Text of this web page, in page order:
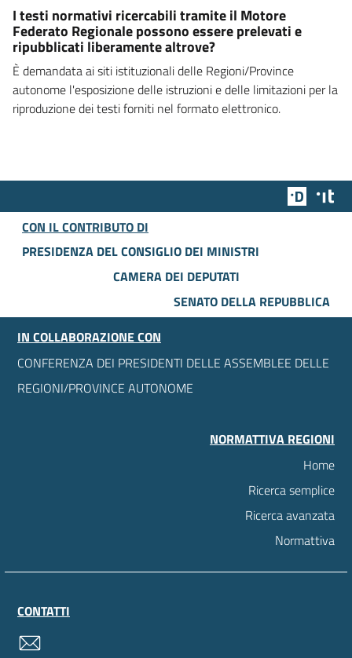
I testi normativi ricercabili tramite il Motore
Federato Regionale possono essere prelevati e
ripubblicati liberamente altrove?
È demandata ai siti istituzionali delle Regioni/Province
autonome l'esposizione delle istruzioni e delle limitazioni per la
riproduzione dei testi forniti nel formato elettronico.
Team
CON IL CONTRIBUTO DI
PRESIDENZA DEL CONSIGLIO DEI MINISTRI
CAMERA DEI DEPUTATI
SENATO DELLA REPUBBLICA
IN COLLABORAZIONE CON
CONFERENZA DEI PRESIDENTI DELLE ASSEMBLEE DELLE
REGIONI/PROVINCE AUTONOME
NORMATTIVA REGIONI
Home
Ricerca semplice
Ricerca avanzata
Normattiva
CONTATTI